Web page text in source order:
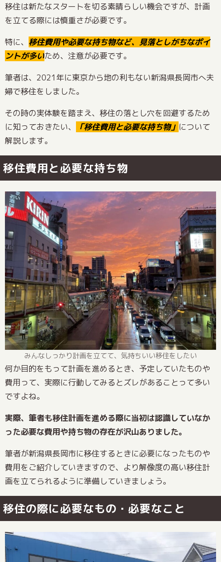
移住は新たなスタートを切る素晴らしい機会ですが、計画
を立てる際には慎重さが必要です。
特に、 移住費用や必要な持ち物など、見落としがちなポイ
ントが多いため、注意が必要です。
筆者は、2021年に東京から地の利もない新潟県長岡市へ夫
婦で移住をしました。
その時の実体験を踏まえ、移住の落とし穴を回避するため
に知っておきたい、
「移住費用と必要な持ち物」 について
解説します。
移住費用と必要な持ち物
みんなしっかり計画を立てて、気持ちいい移住をしたい
何か目的をもって計画を進めるとき、予定していたものや
費用って、実際に行動してみるとズレがあることって多い
ですよね。
実際、筆者も移住計画を進める際に当初は認識していなか
った必要な費用や持ち物の存在が沢山ありました。
筆者が新潟県長岡市に移住するときに必要になったものや
費用をご紹介していきますので、より解像度の高い移住計
画を立てられるように準備していきましょう。
移住の際に必要なもの・必要なこと